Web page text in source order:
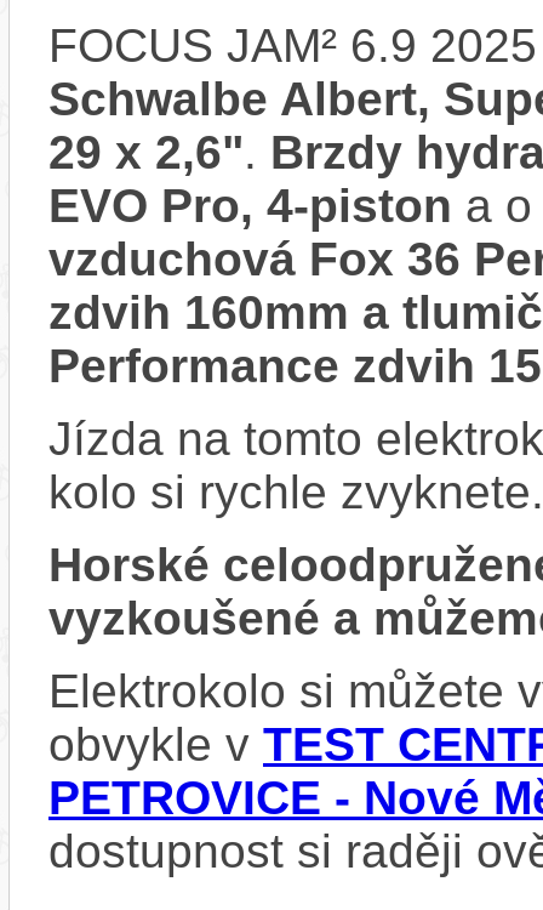
FOCUS JAM² 6.9
Schwalbe Albert,
29 x 2,6". Brzdy
EVO Pro, 4-piston a
vzduchová Fox 36
zdvih 160mm a
Performance zdvih
Jízda na tomto
kolo si rychle zvyknete.
Horské
vyzkoušené a
Elektrokolo si můžete
obvykle v TEST
PETROVICE - Nové
dostupnost si raději